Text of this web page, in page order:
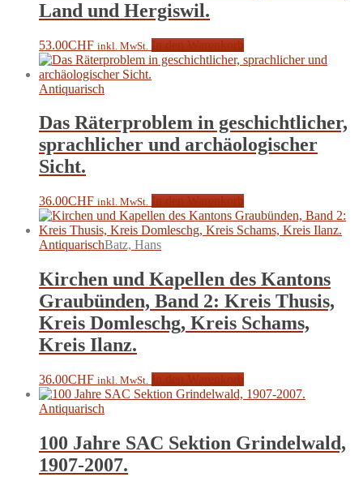
Land und Hergiswil.
53.00CHF inkl. MwSt.
Antiquarisch
Das Räterproblem in geschichtlicher,
sprachlicher und archäologischer
Sicht.
36.00CHF inkl. MwSt.
AntiquarischBatz, Hans
Kirchen und Kapellen des Kantons
Graubünden, Band 2: Kreis Thusis,
Kreis Domleschg, Kreis Schams,
Kreis Ilanz.
36.00CHF inkl. MwSt.
Antiquarisch
100 Jahre SAC Sektion Grindelwald,
1907-2007.